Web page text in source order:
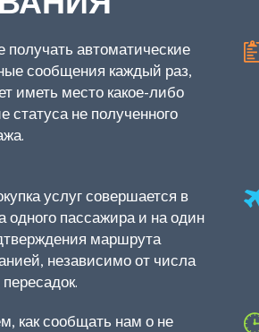
получать автоматические
сообщения каждый раз,
иметь место какое-либо
статуса не полученного
услуг совершается в
одного пассажира и на один
маршрута
независимо от числа
как сообщать нам о не